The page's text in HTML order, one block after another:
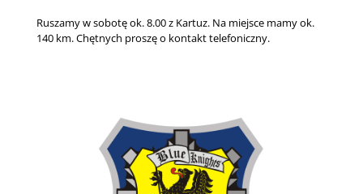
Ruszamy w sobotę ok. 8.00 z Kartuz. Na miejsce mamy ok.
140 km. Chętnych proszę o kontakt telefoniczny.